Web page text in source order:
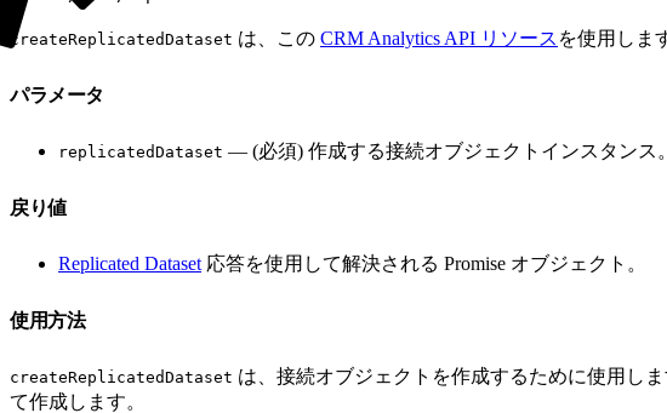
createReplicatedDataset は、この CRM Analytics API リソース を使用しま
パラメータ
replicatedDataset — (必須) 作成する接続オブジェクトインスタンス。
戻り値
Replicated Dataset 応答を使用して解決される Promise オブジェクト。
使用方法
createReplicatedDataset は、接続オブジェクトを作成するために使用し
て作成します。